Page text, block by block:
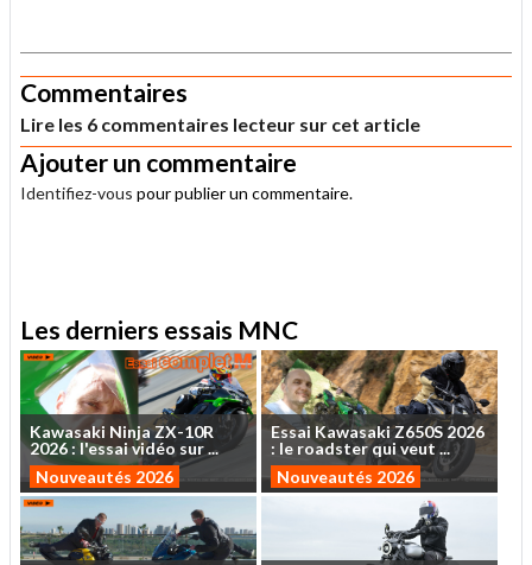
Commentaires
Lire les 6 commentaires lecteur sur cet article
Ajouter un commentaire
Identifiez-vous pour publier un commentaire.
Les derniers essais MNC
Kawasaki NinjaZX-10R
2026: l'essaividéo sur...
Nouveautés 2026
Essai KawasakiZ650S 2026
: le roadsterquiveut ...
Nouveautés 2026